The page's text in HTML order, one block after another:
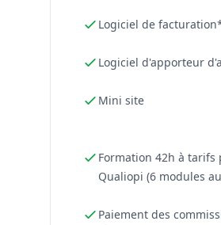
Logiciel de
Logiciel d'apporteur
Mini site
Formation 42h à
Qualiopi (6 modules
Paiement des